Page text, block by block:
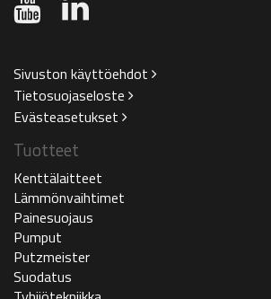
Sivuston käyttöehdot
Tietosuojaseloste
Evästeasetukset
Tuotteet
Kenttälaitteet
Lämmönvaihtimet
Painesuojaus
Pumput
Putzmeister
Suodatus